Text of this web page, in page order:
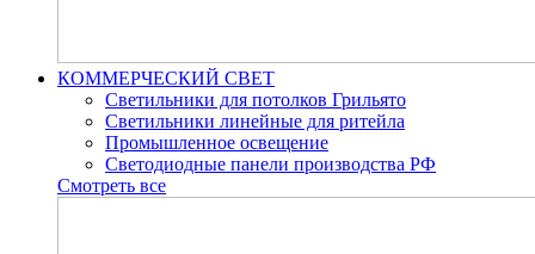
КОММЕРЧЕСКИЙ СВЕТ
Светильники для потолков Грильято
Светильники линейные для ритейла
Промышленное освещение
Светодиодные панели производства РФ
Смотреть все